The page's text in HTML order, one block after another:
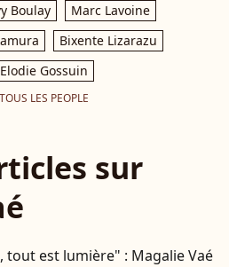
Boulay
Marc Lavoine
Bixente Lizarazu
Elodie Gossuin
LES PEOPLE
sur
tout est lumière" : Magalie Vaé